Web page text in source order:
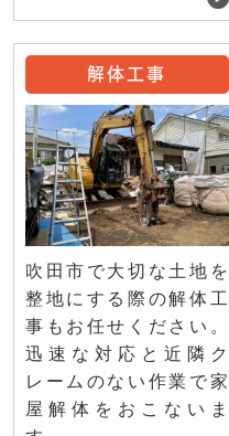
解体工事
吹田市で大切な土地を
整地にする際の解体工
事もお任せください。
迅速な対応と近隣ク
レームのない作業で家
屋解体をおこないま